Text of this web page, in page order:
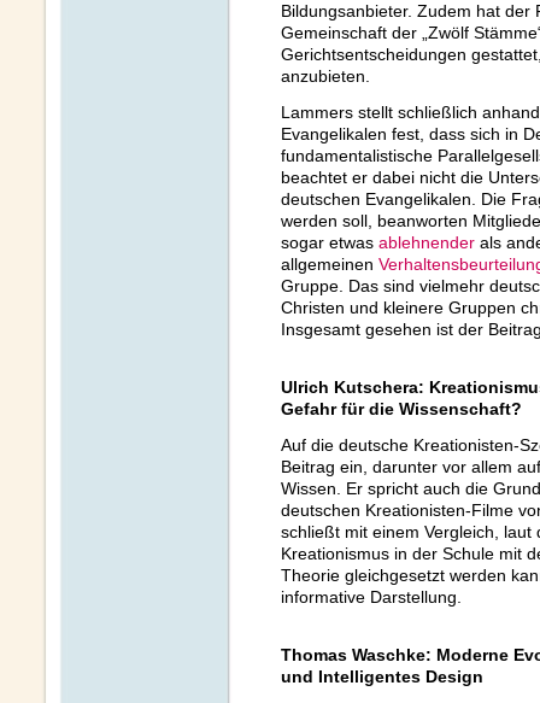
Bildungsanbieter. Zudem hat
Gemeinschaft der „Zwölf
Gerichtsentscheidungen
anzubieten.
Lammers stellt schließlich
Evangelikalen fest, dass sich in
fundamentalistische
beachtet er dabei nicht die
deutschen Evangelikalen. Die
werden soll, beanworten
sogar etwas ablehnender als
allgemeinen
Gruppe. Das sind vielmehr
Christen und kleinere Gruppen
Insgesamt gesehen ist der
Ulrich Kutschera:
Gefahr für die Wissenschaft?
Auf die deutsche Kreationisten-
Beitrag ein, darunter vor allem
Wissen. Er spricht auch die
deutschen Kreationisten-Filme
schließt mit einem Vergleich, laut
Kreationismus in der Schule mit
Theorie gleichgesetzt werden
informative Darstellung.
Thomas Waschke: Moderne
und Intelligentes Design